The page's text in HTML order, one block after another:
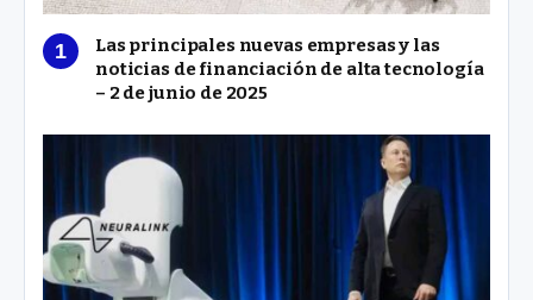
Las principales nuevas empresas y las
noticias de financiación de alta tecnología
– 2 de junio de 2025